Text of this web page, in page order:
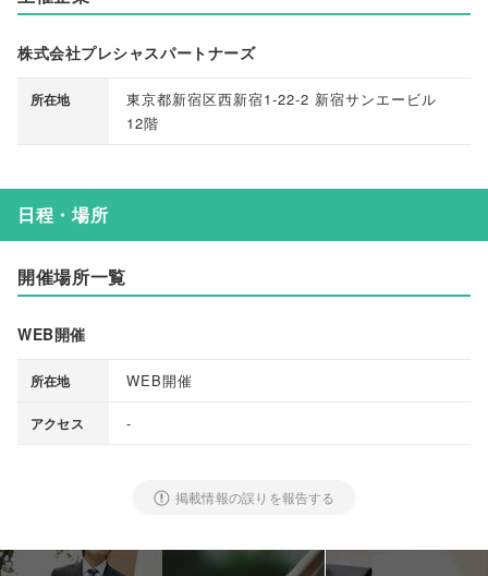
株式会社プレシャスパートナーズ
所在地
東京都新宿区西新宿1-22-2 新宿サンエービル
12階
日程・場所
開催場所一覧
WEB開催
所在地 WEB開催
アクセス -
掲載情報の誤りを報告する